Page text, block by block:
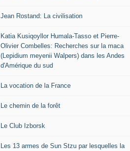
Jean Rostand: La civilisation
Katia Kusiqoyllor Humala-Tasso et Pierre-
Olivier Combelles: Recherches sur la maca
(Lepidium meyenii Walpers) dans les Andes
d'Amérique du sud
La vocation de la France
Le chemin de la forêt
Le Club Izborsk
Les 13 armes de Sun Stzu par lesquelles la